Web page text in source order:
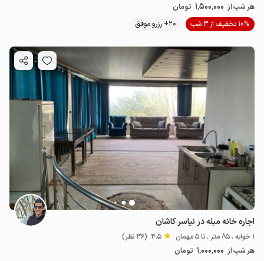
هر شب از 1٬500٬000 تومان
10% تخفیف از 3 شب
20+ رزرو موفق
اجاره خانه مبله در نیاسر کاشان
1 خوابه . 85 متر . تا 5 مهمان 4.5 (36 نظر)
هر شب از 1٬000٬000 تومان